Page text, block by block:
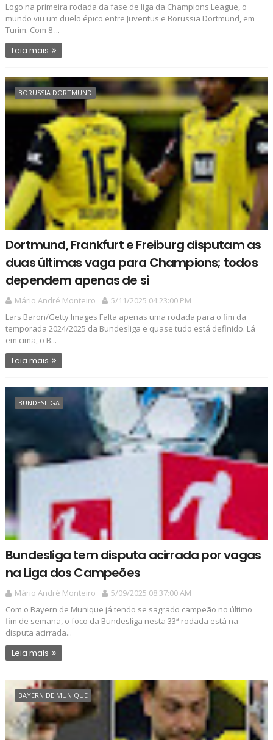
Logo na primeira rodada da fase de liga da Champions League, o
mundo viu um duelo épico entre Juventus e Borussia Dortmund, em
Turim. Com 8 ...
Leia mais
BORUSSIA DORTMUND
Dortmund, Frankfurt e Freiburg disputam as
duas últimas vaga para Champions; todos
dependem apenas de si
Mário André Monteiro
5/11/2025 04:23:00 PM
Lars Baron/Getty Images Falta apenas uma rodada para o fim da
temporada 2024/2025 da Bundesliga e quase tudo está definido. Lá
em cima, o B...
Leia mais
BUNDESLIGA
Bundesliga tem disputa acirrada por vagas
na Liga dos Campeões
Mário André Monteiro
5/09/2025 08:37:00 AM
Com o Bayern de Munique já tendo se sagrado campeão no último
fim de semana, o foco da Bundesliga nesta 33ª rodada está na
disputa acirrada...
Leia mais
BAYERN DE MUNIQUE